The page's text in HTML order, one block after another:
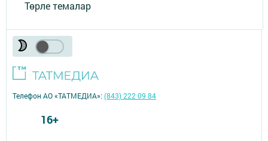
Төрле темалар
Телефон АО «ТАТМЕДИА»:(843) 222 09 84
16+